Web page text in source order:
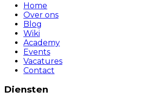
Home
Over ons
Blog
Wiki
Academy
Events
Vacatures
Contact
Diensten